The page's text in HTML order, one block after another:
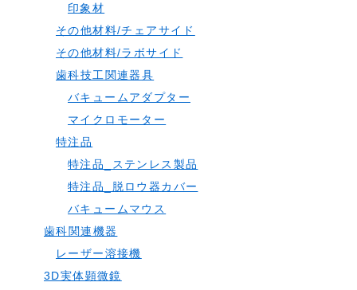
印象材
その他材料/チェアサイド
その他材料/ラボサイド
歯科技工関連器具
バキュームアダプター
マイクロモーター
特注品
特注品_ステンレス製品
特注品_脱ロウ器カバー
バキュームマウス
歯科関連機器
レーザー溶接機
3D実体顕微鏡